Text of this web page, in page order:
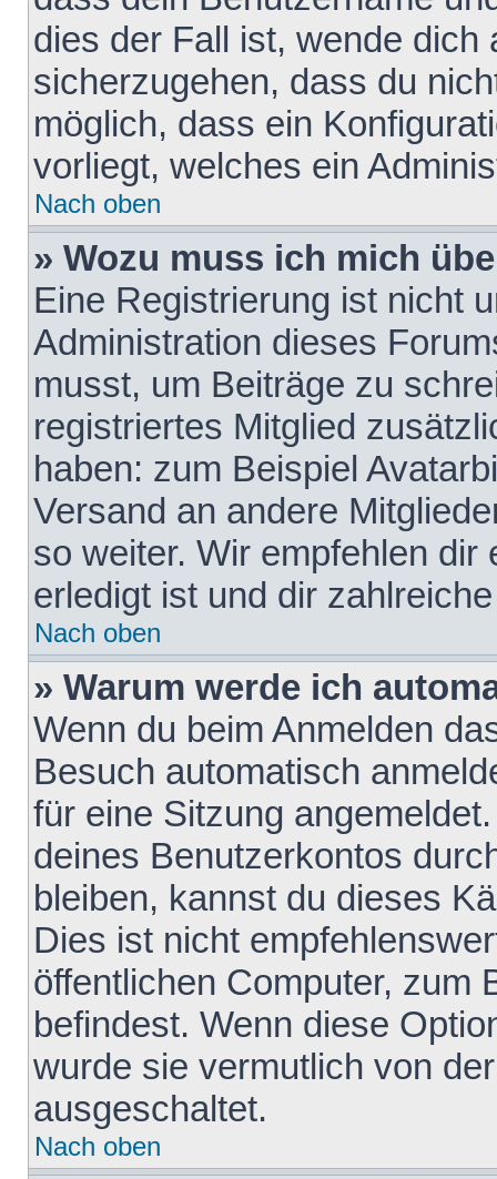
dies der Fall ist, wende dich
sicherzugehen, dass du
möglich, dass ein
vorliegt, welches ein
Nach oben
» Wozu muss ich mich
Eine Registrierung ist nicht
Administration dieses
musst, um Beiträge zu
registriertes Mitglied
haben: zum Beispiel
Versand an andere
so weiter. Wir empfehlen
erledigt ist und dir
Nach oben
» Warum werde ich
Wenn du beim Anmelden
Besuch automatisch
für eine Sitzung
deines Benutzerkontos
bleiben, kannst du dieses
Dies ist nicht
öffentlichen Computer, zum
befindest. Wenn diese
wurde sie vermutlich von
ausgeschaltet.
Nach oben